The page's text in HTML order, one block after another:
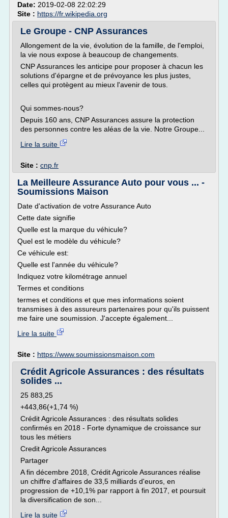
Date: 2019-02-08 22:02:29
Site : https://fr.wikipedia.org
Le Groupe - CNP Assurances
Allongement de la vie, évolution de la famille, de l'emploi,
la vie nous expose à beaucoup de changements.
CNP Assurances les anticipe pour proposer à chacun les
solutions d'épargne et de prévoyance les plus justes,
celles qui protègent au mieux l'avenir de tous.
Qui sommes-nous?
Depuis 160 ans, CNP Assurances assure la protection
des personnes contre les aléas de la vie. Notre Groupe...
Lire la suite
Site : cnp.fr
La Meilleure Assurance Auto pour vous ... -
Soumissions Maison
Date d'activation de votre Assurance Auto
Cette date signifie
Quelle est la marque du véhicule?
Quel est le modèle du véhicule?
Ce véhicule est:
Quelle est l'année du véhicule?
Indiquez votre kilométrage annuel
Termes et conditions
termes et conditions et que mes informations soient
transmises à des assureurs partenaires pour qu'ils puissent
me faire une soumission. J'accepte également...
Lire la suite
Site : https://www.soumissionsmaison.com
Crédit Agricole Assurances : des résultats
solides ...
25 883,25
+443,86(+1,74 %)
Crédit Agricole Assurances : des résultats solides
confirmés en 2018 - Forte dynamique de croissance sur
tous les métiers
Credit Agricole Assurances
Partager
A fin décembre 2018, Crédit Agricole Assurances réalise
un chiffre d'affaires de 33,5 milliards d'euros, en
progression de +10,1% par rapport à fin 2017, et poursuit
la diversification de son...
Lire la suite